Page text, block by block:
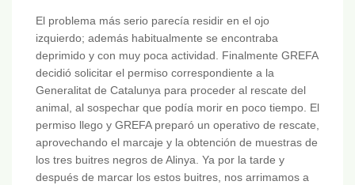
El problema más serio parecía residir en el ojo
izquierdo; además habitualmente se encontraba
deprimido y con muy poca actividad. Finalmente GREFA
decidió solicitar el permiso correspondiente a la
Generalitat de Catalunya para proceder al rescate del
animal, al sospechar que podía morir en poco tiempo. El
permiso llego y GREFA preparó un operativo de rescate,
aprovechando el marcaje y la obtención de muestras de
los tres buitres negros de Alinya. Ya por la tarde y
después de marcar los estos buitres, nos arrimamos a